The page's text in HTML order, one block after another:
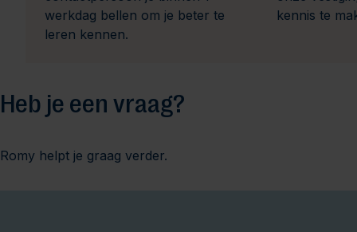
werkdag bellen om je beter te
leren kennen.
kennis te
Heb je een vraag?
Romy helpt je graag verder.